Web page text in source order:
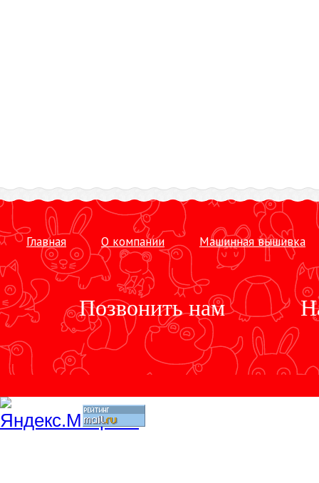
Главная О компании Машинная вышивка
Позвонить нам